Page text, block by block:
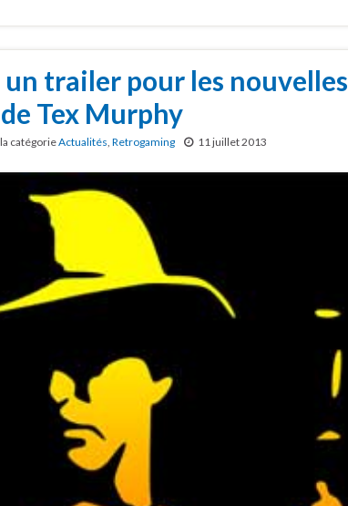
trailer pour les nouvelles
Tex Murphy
catégorieActualités Retrogaming 11 juillet 2013